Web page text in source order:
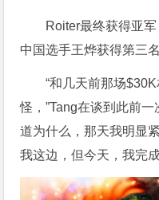
Roiter最终获得亚
中国选手王烨获得第三
“和几天前那场
怪，”Tang在谈到此前
道为什么，那天我明显
我这边，但今天，我完